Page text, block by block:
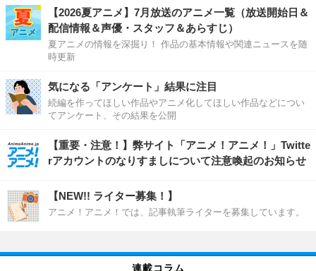
【2026夏アニメ】7月放送のアニメ一覧（放送開始日＆
配信情報＆声優・スタッフ＆あらすじ）
夏アニメの情報を深掘り！ 作品の基本情報や関連ニュースを随
時更新
気になる「アンケート」結果に注目
続編を作ってほしい作品やアニメ化してほしい作品などについ
てアンケート、その結果を公開
【重要・注意！】弊サイト「アニメ！アニメ！」Twitte
rアカウントのなりすましについて注意喚起のお知らせ
【NEW!! ライター募集！】
アニメ！アニメ！では、記事執筆ライターを募集しています。
連載コラム